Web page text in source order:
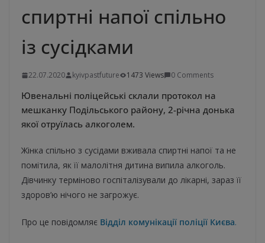
спиртні напої спільно
із сусідками
22.07.2020 kyivpastfuture 1473 Views 0 Comments
Ювенальні поліцейські склали протокол на
мешканку Подільського району, 2-річна донька
якої отруїлась алкоголем.
Жінка спільно з сусідами вживала спиртні напої та не
помітила, як її малолітня дитина випила алкоголь.
Дівчинку терміново госпіталізували до лікарні, зараз її
здоров’ю нічого не загрожує.
Про це повідомляє Відділ комунікації поліції Києва.